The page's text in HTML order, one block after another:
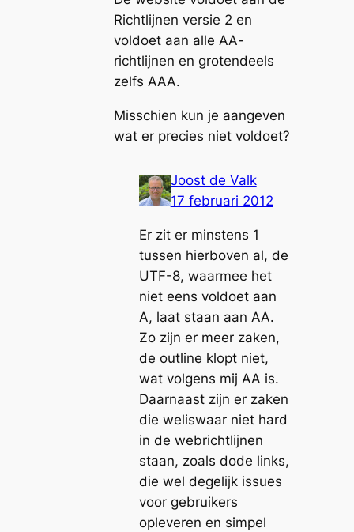
Richtlijnen versie 2 en
voldoet aan alle AA-
richtlijnen en grotendeels
zelfs AAA.
Misschien kun je aangeven
wat er precies niet voldoet?
Joost de Valk
17 februari 2012
Er zit er minstens 1
tussen hierboven al, de
UTF-8, waarmee het
niet eens voldoet aan
A, laat staan aan AA.
Zo zijn er meer zaken,
de outline klopt niet,
wat volgens mij AA is.
Daarnaast zijn er zaken
die weliswaar niet hard
in de webrichtlijnen
staan, zoals dode links,
die wel degelijk issues
voor gebruikers
opleveren en simpel